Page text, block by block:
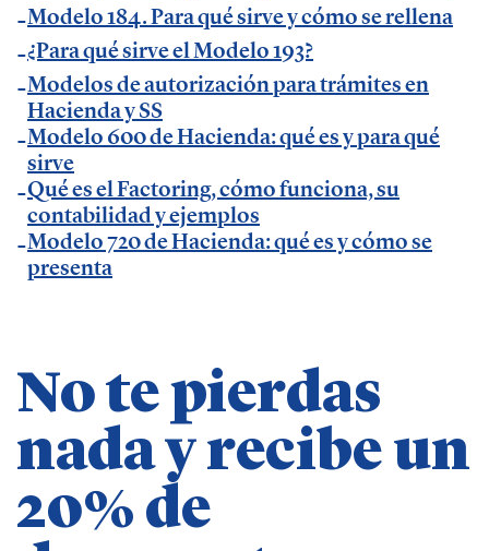
España 2023.
Temáticas de especialización
negocios | startups | contabilidad| fiscalidad |
empresas| asesorías| autonomos | emprendedores
| pequeños negocios | economía | ADE | pymes |
desarrollo de negocio
Modelo 184. Para qué sirve y cómo se rellena
¿Para qué sirve el Modelo 193?
Modelos de autorización para trámites en
Hacienda y SS
Modelo 600 de Hacienda: qué es y para qué
sirve
Qué es el Factoring, cómo funciona, su
contabilidad y ejemplos
Modelo 720 de Hacienda: qué es y cómo se
presenta
No te pierdas
nada y recibe un
20% de